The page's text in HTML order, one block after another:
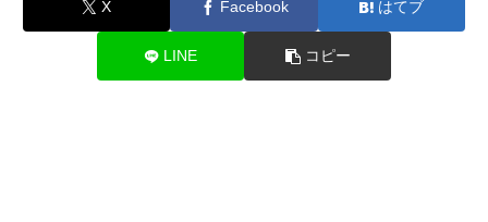
X Facebook はてブ
LINE コピー